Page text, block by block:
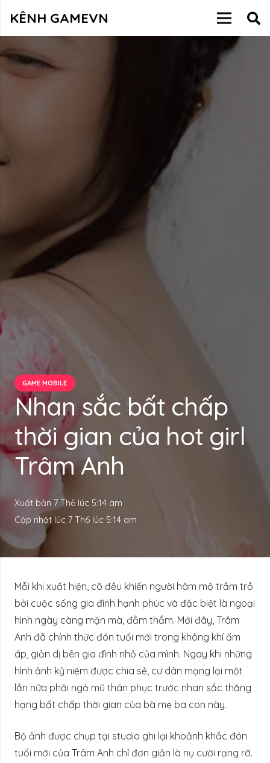
KÊNH GAMEVN
GAME MOBILE
Nhan sắc bất chấp
thời gian của hot girl
Trâm Anh
Xuất bản 7 Th6 lúc 5:14 am
Cập nhật lúc 7 Th6 lúc 5:14 am
Mỗi khi xuất hiện, cô đều khiến người hâm mộ trầm trồ
bởi cuộc sống gia đình hạnh phúc và đặc biệt là ngoại
hình ngày càng mặn mà, đằm thắm. Mới đây, Trâm
Anh đã chính thức đón tuổi mới trong không khí ấm
áp, giản dị bên gia đình nhỏ của mình. Ngay khi những
hình ảnh kỷ niệm được chia sẻ, cư dân mạng lại một
lần nữa phải ngả mũ thán phục trước nhan sắc thăng
hạng bất chấp thời gian của bà mẹ ba con này.
Bộ ảnh được chụp tại studio ghi lại khoảnh khắc đón
tuổi mới của Trâm Anh chỉ đơn giản là nụ cười rạng rỡ.